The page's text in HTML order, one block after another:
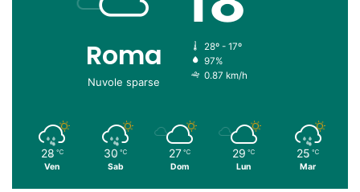
Roma
Nuvole sparse
28º - 17º
97%
0.87 km/h
28 ℃
Ven
30 ℃
Sab
27 ℃
Dom
29 ℃
Lun
25 ℃
Mar